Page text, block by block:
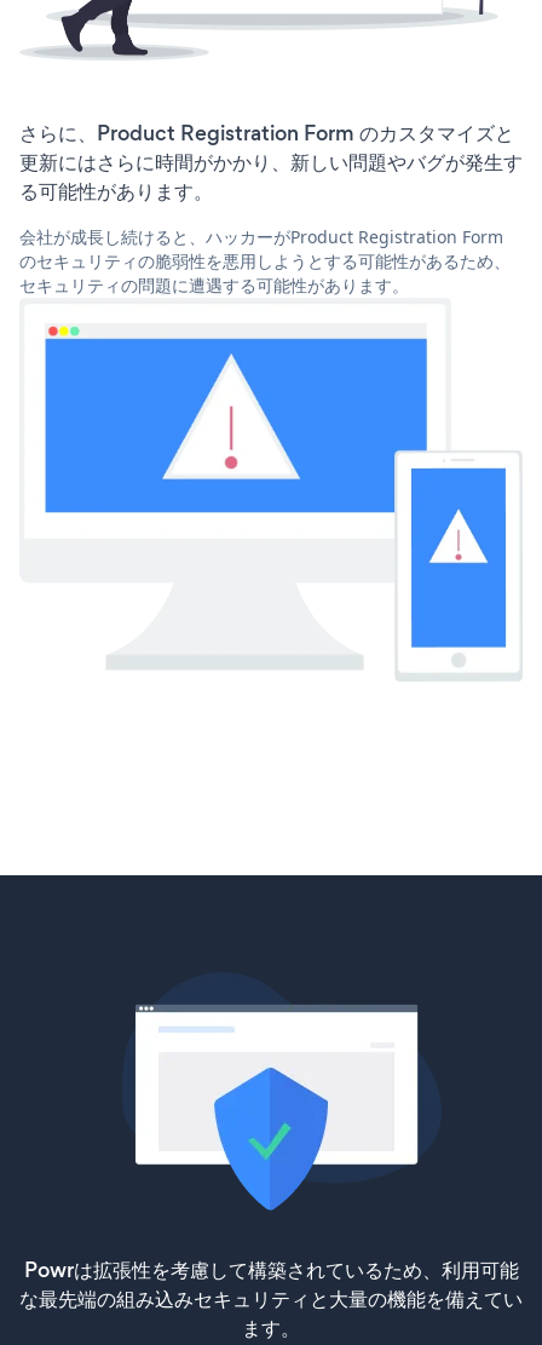
さらに、Product Registration Form のカスタマイズと
更新にはさらに時間がかかり、新しい問題やバグが発生す
る可能性があります。
会社が成長し続けると、ハッカーがProduct Registration Form
のセキュリティの脆弱性を悪用しようとする可能性があるため、
セキュリティの問題に遭遇する可能性があります。
Powrは拡張性を考慮して構築されているため、利用可能
な最先端の組み込みセキュリティと大量の機能を備えてい
ます。